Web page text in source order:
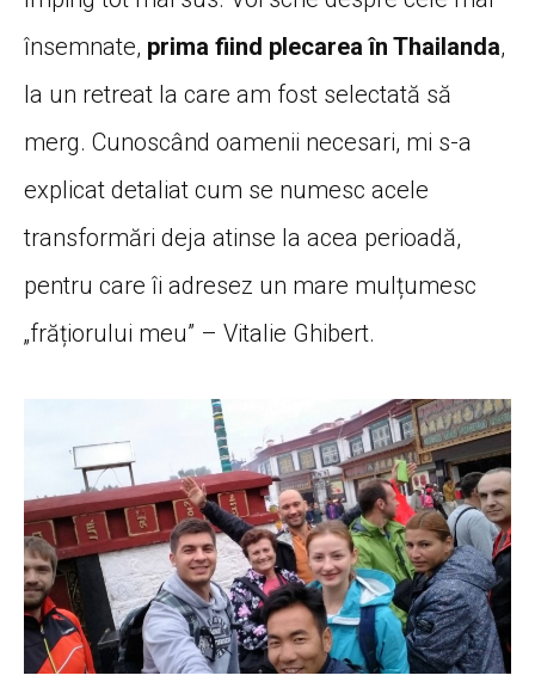
însemnate, prima fiind plecarea în Thailanda,
la un retreat la care am fost selectată să
merg. Cunoscând oamenii necesari, mi s-a
explicat detaliat cum se numesc acele
transformări deja atinse la acea perioadă,
pentru care îi adresez un mare mulțumesc
„frățiorului meu” – Vitalie Ghibert.